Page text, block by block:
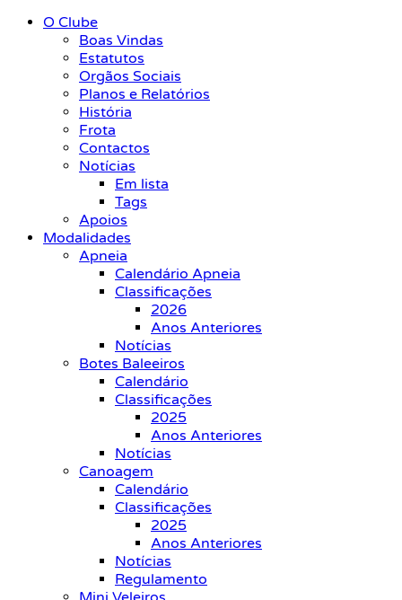
O Clube
Boas Vindas
Estatutos
Orgãos Sociais
Planos e Relatórios
História
Frota
Contactos
Notícias
Em lista
Tags
Apoios
Modalidades
Apneia
Calendário Apneia
Classificações
2026
Anos Anteriores
Notícias
Botes Baleeiros
Calendário
Classificações
2025
Anos Anteriores
Notícias
Canoagem
Calendário
Classificações
2025
Anos Anteriores
Notícias
Regulamento